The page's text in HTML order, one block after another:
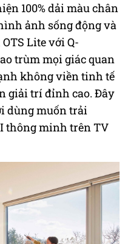
100% dải màu chân
ảnh sống động và
Lite với Q-
trùm mọi giác quan
không viền tinh tế
giải trí đỉnh cao. Đây
dùng muốn trải
thông minh trên TV